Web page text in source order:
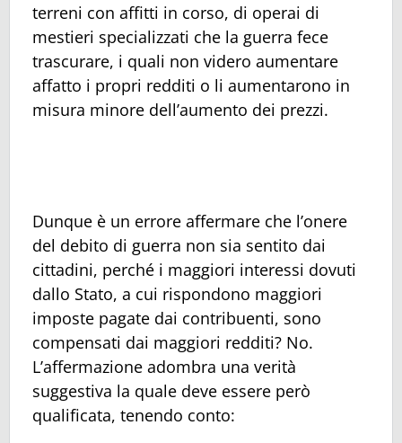
terreni con affitti in corso, di operai di
mestieri specializzati che la guerra fece
trascurare, i quali non videro aumentare
affatto i propri redditi o li aumentarono in
misura minore dell’aumento dei prezzi.
Dunque è un errore affermare che l’onere
del debito di guerra non sia sentito dai
cittadini, perché i maggiori interessi dovuti
dallo Stato, a cui rispondono maggiori
imposte pagate dai contribuenti, sono
compensati dai maggiori redditi? No.
L’affermazione adombra una verità
suggestiva la quale deve essere però
qualificata, tenendo conto: